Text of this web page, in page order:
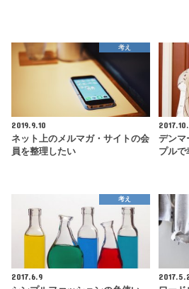
考え
2019.9.10
ネット上のメルマガ・サイトの会
員を整理したい
デンマ
プルで
考え
2017.6.9